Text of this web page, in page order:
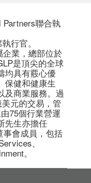
Partners聯合執
行官。
企業，總部位於
是頂尖的全球
均具有覈心優
保健和健康生
及商業服務。過
元的交易，管
75個行業營運
先生亦擔任
事會成員，包括
、
。